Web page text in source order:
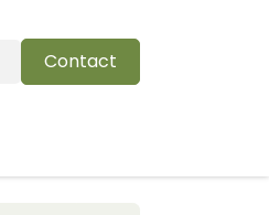
Contact